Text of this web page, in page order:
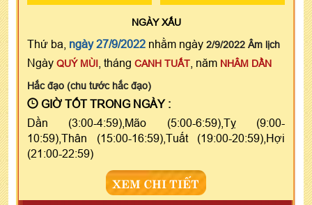
NGÀYXẤU
Thứ ba, ngày 27/9/2022 nhằm ngày 2/9/2022 Âm lịch
Ngày QUÝ MÙI , tháng CANH TUẤT , năm NHÂM DẦN
Hắc đạo (chu tước hắc đạo)
GIỜ TỐT TRONG NGÀY :
Dần (3:00-4:59),Mão (5:00-6:59),Tỵ (9:00-
10:59),Thân (15:00-16:59),Tuất (19:00-20:59),Hợi
(21:00-22:59)
XEM CHI TIẾT